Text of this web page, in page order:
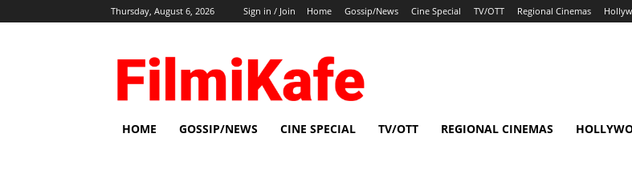
Thursday, August 6, 2026 Sign in / Join Home Gossip/News Cine Special TV/OTT Regional Cinemas
HOME GOSSIP/NEWS CINE SPECIAL TV/OTT REGIONAL CINEMAS